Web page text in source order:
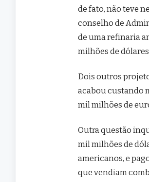
de fato, não teve
conselho de
de uma refinaria
milhões de
Dois outros
acabou custando
mil milhões de
Outra questão
mil milhões de
americanos, e
que vendiam